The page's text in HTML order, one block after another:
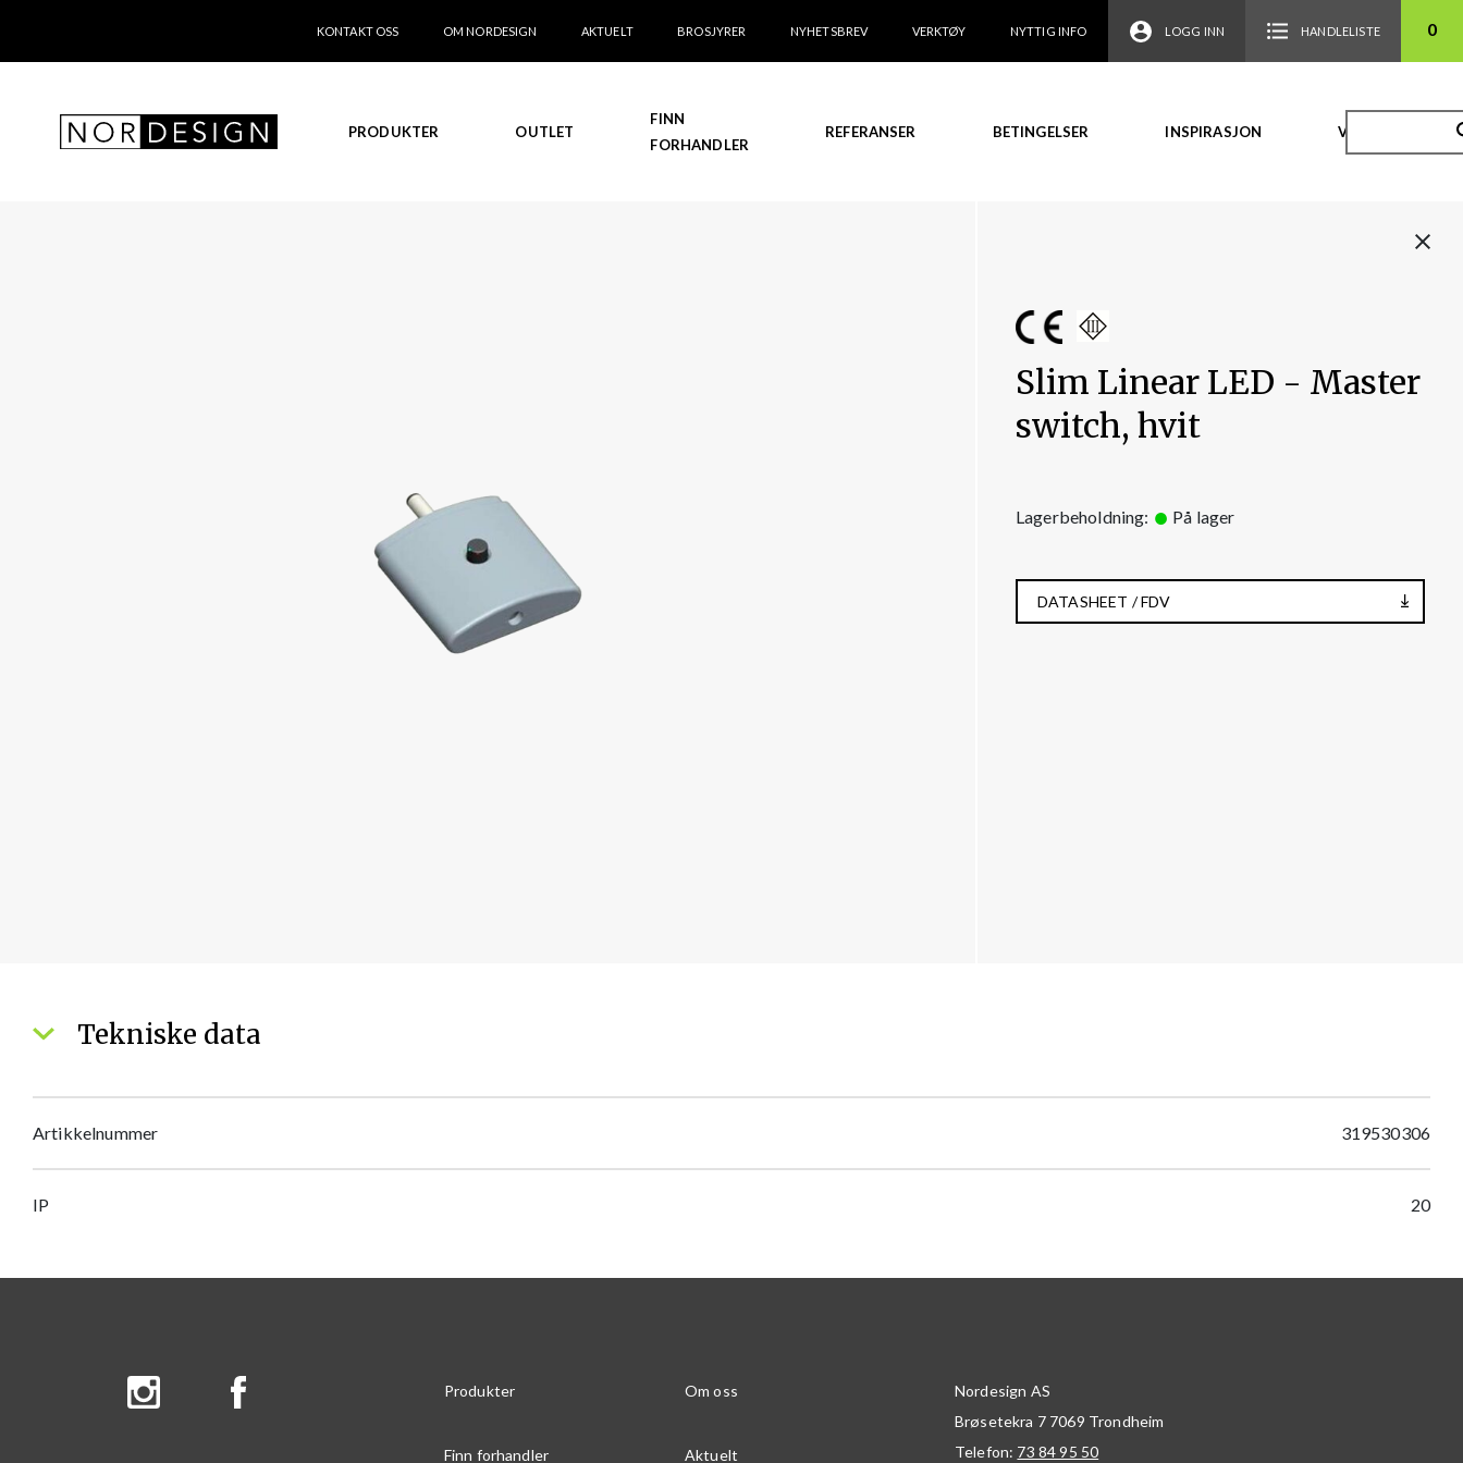
KONTAKT OSS OM NORDESIGN AKTUELT BROSJYRER NYHETSBREV VERKTØY NYTTIG INFO LOGG INN HANDLELISTE 0
PRODUKTER OUTLET
FINN
FORHANDLER
REFERANSER BETINGELSER INSPIRASJON VIDEO
Slim Linear LED - Master
switch, hvit
Lagerbeholdning: På lager
DATASHEET / FDV
Tekniske data
Artikkelnummer 319530306
IP 20
Produkter Om oss
Finn forhandler Aktuelt
Nordesign AS
Brøsetekra 7 7069 Trondheim
Telefon: 73 84 95 50